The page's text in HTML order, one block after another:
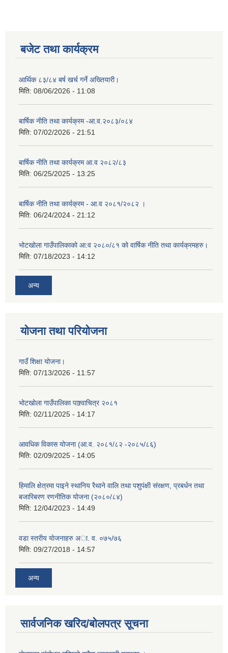
बजेट तथा कार्यक्रम
आर्थिक ८३/८४ बर्ष खर्च गर्ने अख्तियारी।
मिति: 08/06/2026 - 11:08
बार्षिक नीति तथा कार्यक्रम -आ.व.२०८३/०८४
मिति: 07/02/2026 - 21:51
बार्षिक नीति तथा कार्यक्रम आ.व २०८२/८३
मिति: 06/25/2025 - 13:25
बार्षिक नीति तथा कार्यक्रम - आ.व २०८१/२०८२ ।
मिति: 06/24/2024 - 21:12
भोटखोला गाउँपालिकाको आ:व २०८०/८१ को वार्षिक नीति तथा कार्यक्रमहरु।
मिति: 07/18/2023 - 14:12
अन्य
योजना तथा परियोजना
गाउँ शिक्षा योजना।
मिति: 07/13/2026 - 11:57
भोटखोला गाउँपालिका पाश्र्वाचित्र २०८१
मिति: 02/11/2025 - 14:17
आवधिक विकास योजना (आ.व. २०८१/८२ -२०८५/८६)
मिति: 02/09/2025 - 14:05
हिमालि क्षेत्रमा पाइने स्थानिय रैथाने वालि तथा पशुपंक्षी संरक्षण, प्रबर्धन तथा
बजारिबरण रणनीतिक योजना (२०८०/८४)
मिति: 12/04/2023 - 14:49
वडा स्तरीय याेजनाहरु अा. व. ०७५/७६
मिति: 09/27/2018 - 14:57
अन्य
सार्वजनिक खरिद/बोलपत्र सूचना